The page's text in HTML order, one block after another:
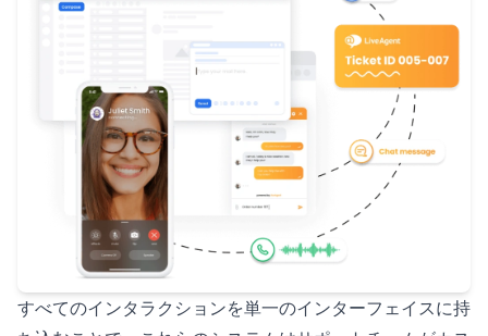
すべてのインタラクションを単一のインターフェイスに持